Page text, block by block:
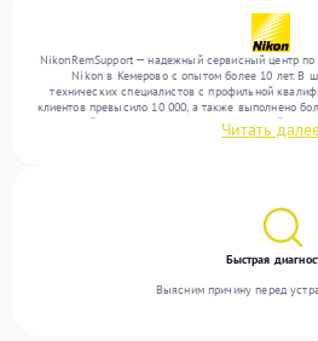
NikonRemSupport — надежный сервисный центр
Nikon в Кемерово с опытом более 10 лет. В
технических специалистов с профильной
клиентов превысило 10 000, а также выполнено
сервисный центр поступает более 300 устройств,
спектром неисправностей и обеспечиваем
Читать
Быстрая
Выясним причину перед